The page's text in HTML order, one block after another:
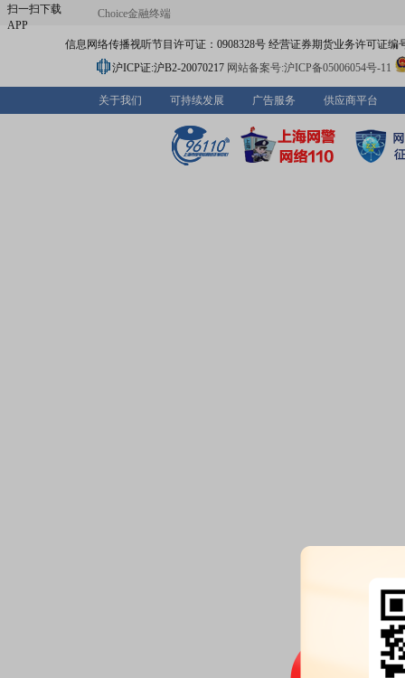
扫一扫下载
APP
Choice金融终端
信息网络传播视听节目许可证：0908328号 经营证券期货业务许可证编
沪ICP证:沪B2-20070217 网站备案号:沪ICP备05006054号-11
关于我们 可持续发展 广告服务 供应商平台